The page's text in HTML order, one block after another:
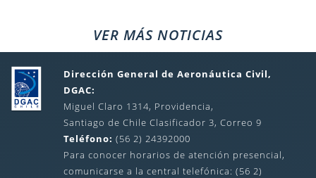
VER MÁS NOTICIAS
Dirección General de Aeronáutica Civil,
DGAC:
Miguel Claro 1314, Providencia,
Santiago de Chile Clasificador 3, Correo 9
Teléfono: (56 2) 24392000
Para conocer horarios de atención presencial,
comunicarse a la central telefónica: (56 2)